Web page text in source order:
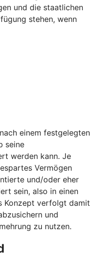
und die staatlichen
stehen, wenn
einem festgelegten
seine
werden kann. Je
Vermögen
und/oder eher
sein, also in einen
Konzept verfolgt damit
und
zu nutzen.